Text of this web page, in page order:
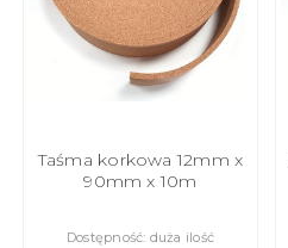
Taśma korkowa 12mm x
90mm x 10m
Dostępność: duża ilość